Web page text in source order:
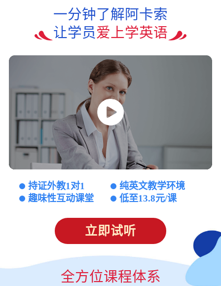
一分钟了解阿卡索
让学员爱上学英语
持证外教1对1
纯英文教学环境
趣味性互动课堂
低至13.8元/课
立即试听
全方位课程体系